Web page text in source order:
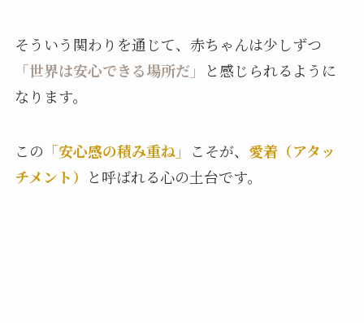
そういう関わりを通じて、赤ちゃんは少しずつ
「世界は安心できる場所だ」
と感じられるように
なります。
この 「安心感の積み重ね」 こそが、 愛着（アタッ
チメント） と呼ばれる心の土台です。